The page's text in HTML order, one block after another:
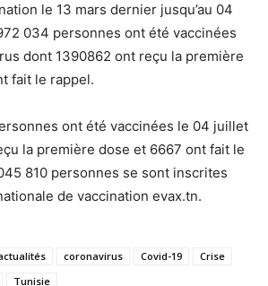
le 13 mars dernier jusqu’au 04
034 personnes ont été vaccinées
dont 1390862 ont reçu la première
fait le rappel.
ont été vaccinées le 04 juillet
la première dose et 6667 ont fait le
810 personnes se sont inscrites
de vaccination evax.tn.
coronavirus Covid-19
Crise
Tunisie